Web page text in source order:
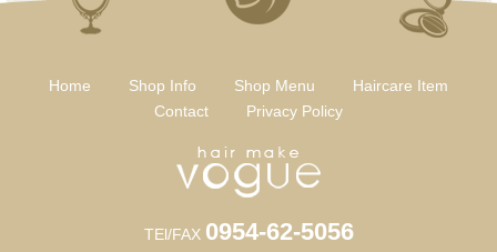
Home Shop Info Shop Menu
Haircare Item
Contact
Privacy Policy
TEl/FAX 0954-62-5056